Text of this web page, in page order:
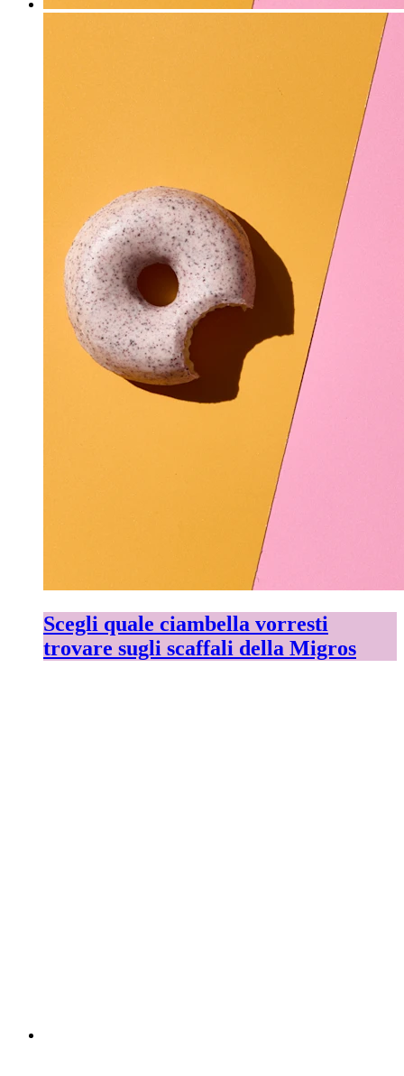
Scegli quale ciambella vorresti
trovare sugli scaffali della Migros